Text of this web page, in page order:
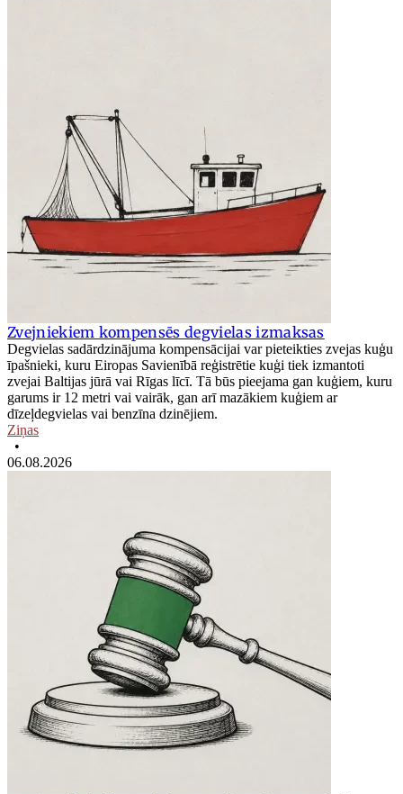
Zvejniekiem kompensēs degvielas izmaksas
Degvielas sadārdzinājuma kompensācijai var pieteikties zvejas kuģu
īpašnieki, kuru Eiropas Savienībā reģistrētie kuģi tiek izmantoti
zvejai Baltijas jūrā vai Rīgas līcī. Tā būs pieejama gan kuģiem, kuru
garums ir 12 metri vai vairāk, gan arī mazākiem kuģiem ar
dīzeļdegvielas vai benzīna dzinējiem.
Ziņas
•
06.08.2026